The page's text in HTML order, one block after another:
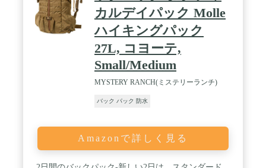
カルデイパック Molle
ハイキングパック
27L, コヨーテ,
Small/Medium
MYSTERY RANCH(ミステリーランチ)
バック パック 防水
Amazonで詳しく見る